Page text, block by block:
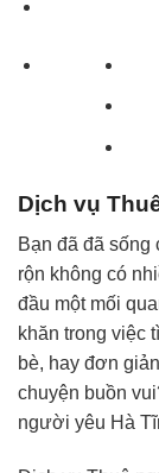
Dịch vụ
Bạn đã đã
rộn không có
đầu một mối
khăn trong việc
bè, hay đơn
chuyện buồn
người yêu Hà